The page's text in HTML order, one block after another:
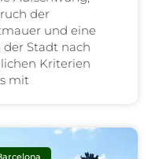
der
und eine
Stadt nach
Kriterien
mit